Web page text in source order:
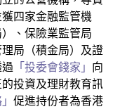
四家金融監管機
、保險業監管局
理局（積金局）及證
「投委會錢家」 向
投資及理財教育訊
促進持份者為香港